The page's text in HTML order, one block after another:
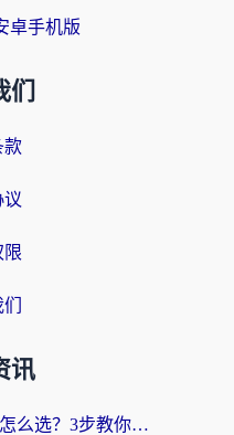
卓手机版
们
款
议
限
讯
从墨西哥回国内的VPN怎么选？3步教你无缝刷剧、玩国服游戏